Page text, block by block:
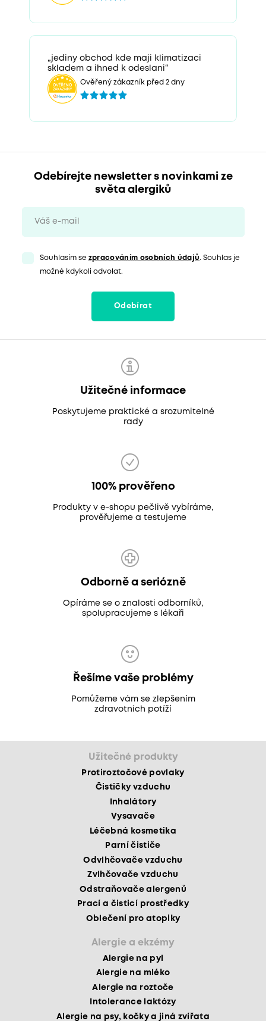
„jediny obchod kde maji klimatizaci
skladem a ihned k odeslani“
Ověřený zákazník před 2 dny
Odebírejte newsletter s novinkami ze
světa alergiků
Souhlasím se zpracováním osobních údajů. Souhlas je
možné kdykoli odvolat.
Odebírat
Užitečné informace
Poskytujeme praktické a srozumitelné
rady
100% prověřeno
Produkty v e-shopu pečlivě vybíráme,
prověřujeme a testujeme
Odborně a seriózně
Opíráme se o znalosti odborníků,
spolupracujeme s lékaři
Řešíme vaše problémy
Pomůžeme vám se zlepšením
zdravotních potíží
Užitečné produkty
Protiroztočové povlaky
Čističky vzduchu
Inhalátory
Vysavače
Léčebná kosmetika
Parní čističe
Odvlhčovače vzduchu
Zvlhčovače vzduchu
Odstraňovače alergenů
Prací a čisticí prostředky
Oblečení pro atopiky
Alergie a ekzémy
Alergie na pyl
Alergie na mléko
Alergie na roztoče
Intolerance laktózy
Alergie na psy, kočky a jiná zvířata